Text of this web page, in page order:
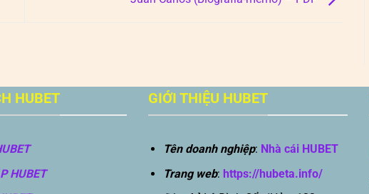
HUBET
HUBET
GIỚI THIỆU HUBET
Tên doanh nghiệp: Nhà cái HUBET
Trang web: https://hubeta.info/